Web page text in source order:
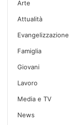
Arte
Attualità
Evangelizzazione
Famiglia
Giovani
Lavoro
Media e TV
News